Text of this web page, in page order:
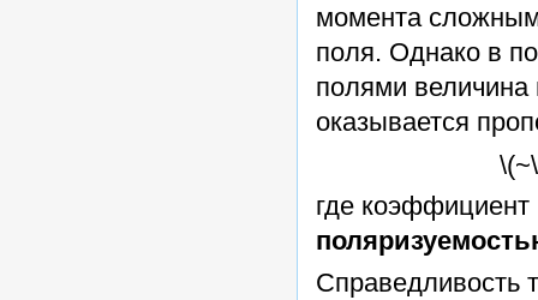
момента
поля. Однако в
полями величина
оказывается
где
Справедливость